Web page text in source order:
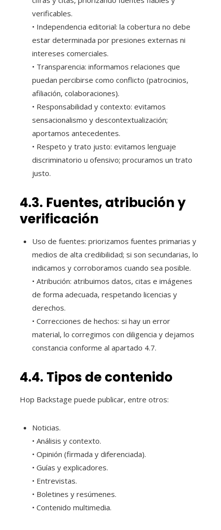
verificables.
• Independencia editorial: la cobertura no debe
estar determinada por presiones externas ni
intereses comerciales.
• Transparencia: informamos relaciones que
puedan percibirse como conflicto (patrocinios,
afiliación, colaboraciones).
• Responsabilidad y contexto: evitamos
sensacionalismo y descontextualización;
aportamos antecedentes.
• Respeto y trato justo: evitamos lenguaje
discriminatorio u ofensivo; procuramos un trato
justo.
4.3. Fuentes, atribución y
verificación
Uso de fuentes: priorizamos fuentes primarias y
medios de alta credibilidad; si son secundarias, lo
indicamos y corroboramos cuando sea posible.
• Atribución: atribuimos datos, citas e imágenes
de forma adecuada, respetando licencias y
derechos.
• Correcciones de hechos: si hay un error
material, lo corregimos con diligencia y dejamos
constancia conforme al apartado 4.7.
4.4. Tipos de contenido
Hop Backstage puede publicar, entre otros:
Noticias.
• Análisis y contexto.
• Opinión (firmada y diferenciada).
• Guías y explicadores.
• Entrevistas.
• Boletines y resúmenes.
• Contenido multimedia.